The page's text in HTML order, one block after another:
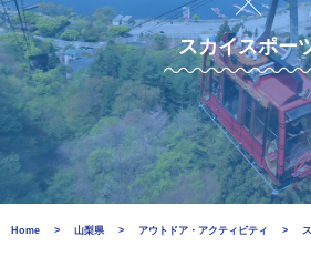
スカイスポー
Home 山梨県 アウトドア・アクティビティ